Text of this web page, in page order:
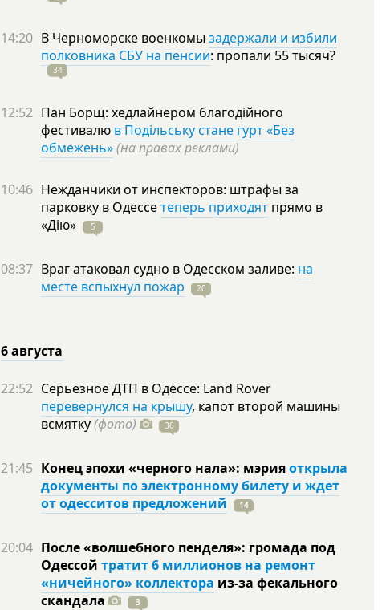
14:20 В Черноморске военкомы задержали и избили
полковника СБУ на пенсии: пропали 55тысяч?
34
12:52 Пан Борщ: хедлайнером благодійного
фестивалю в Подільську стане гурт «Без
обмежень»(на правах реклами)
10:46 Нежданчики от инспекторов: штрафы за
парковку в Одессетеперь приходят прямо в
«Дію»
5
08:37 Враг атаковал судно в Одесском заливе: на
месте вспыхнул пожар
20
6 августа
22:52 Серьезное ДТП в Одессе: Land Rover
перевернулся на крышу, капот второй машины
всмятку(фото) 36
21:45 Конец эпохи «черного нала»: мэрияоткрыла
документы по электронному билету и ждет
от одесситов предложений
14
20:04 После «волшебного пенделя»: громада под
Одессой тратит 6 миллионов на ремонт
«ничейного» коллектора из-за фекального
скандала
3